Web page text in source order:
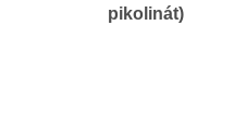
pikolinát)